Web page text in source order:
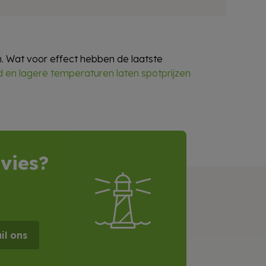
Wat voor effect hebben de laatste
en lagere temperaturen laten spotprijzen
ons